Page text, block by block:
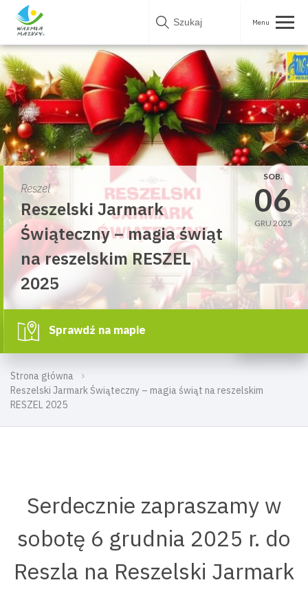
Skip
Strona główna
Reszelski Jarmark Świąteczny – magia świąt na reszelskim
RESZEL 2025
Reszel
Reszelski Jarmark
Świąteczny – magia świąt
na reszelskim RESZEL
2025
SOB.
06
GRU 2025
Sprawdź na mapie
Serdecznie zapraszamy w
sobotę 6 grudnia 2025 r. do
Reszla na Reszelski Jarmark